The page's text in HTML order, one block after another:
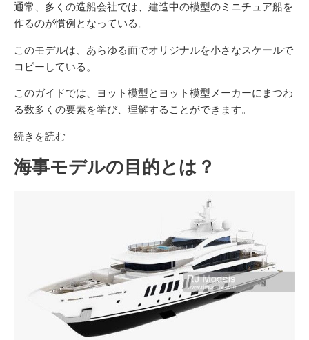
通常、多くの造船会社では、建造中の模型のミニチュア船を
作るのが慣例となっている。
このモデルは、あらゆる面でオリジナルを小さなスケールで
コピーしている。
このガイドでは、ヨット模型とヨット模型メーカーにまつわ
る数多くの要素を学び、理解することができます。
続きを読む
海事モデルの目的とは？